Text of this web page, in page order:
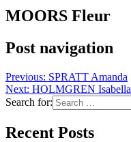
MOORS Fleur
Post navigation
Previous: SPRATT Amanda
Next: HOLMGREN Isabella
Search for:
Recent Posts